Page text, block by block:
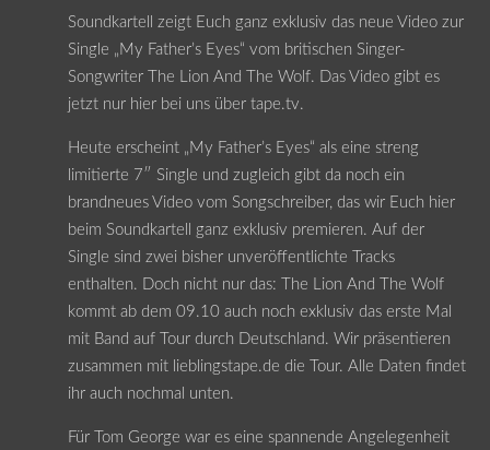
Soundkartell zeigt Euch ganz exklusiv das neue Video zur
Single „My Father’s Eyes“ vom britischen Singer-
Songwriter The Lion And The Wolf. Das Video gibt es
jetzt nur hier bei uns über tape.tv.
Heute erscheint „My Father’s Eyes“ als eine streng
limitierte 7″ Single und zugleich gibt da noch ein
brandneues Video vom Songschreiber, das wir Euch hier
beim Soundkartell ganz exklusiv premieren. Auf der
Single sind zwei bisher unveröffentlichte Tracks
enthalten. Doch nicht nur das: The Lion And The Wolf
kommt ab dem 09.10 auch noch exklusiv das erste Mal
mit Band auf Tour durch Deutschland. Wir präsentieren
zusammen mit lieblingstape.de die Tour. Alle Daten findet
ihr auch nochmal unten.
Für Tom George war es eine spannende Angelegenheit